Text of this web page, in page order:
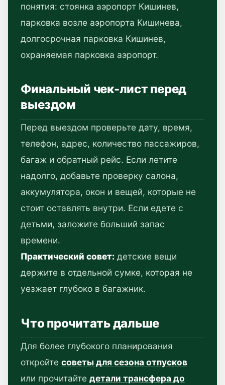
понятия: стоянка аэропорт Кишинев,
парковка возле аэропорта Кишинева,
долгосрочная парковка Кишинев,
охраняемая парковка аэропорт.
Финальный чек-лист перед
выездом
Перед выездом проверьте дату, время,
телефон, адрес, количество пассажиров,
багаж и обратный рейс. Если летите
надолго, добавьте проверку салона,
аккумулятора, окон и вещей, которые не
стоит оставлять внутри. Если едете с
детьми, заложите больший запас
времени.
Практический совет: детские вещи
держите в отдельной сумке, которая не
уезжает глубоко в багажник.
Что прочитать дальше
Для более глубокого планирования
откройте советы для сезона отпусков
или прочитайте детали трансфера до